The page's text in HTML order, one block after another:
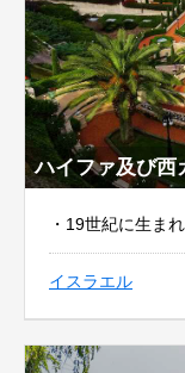
ハイファ及び西
・19世紀に生ま
イスラエル